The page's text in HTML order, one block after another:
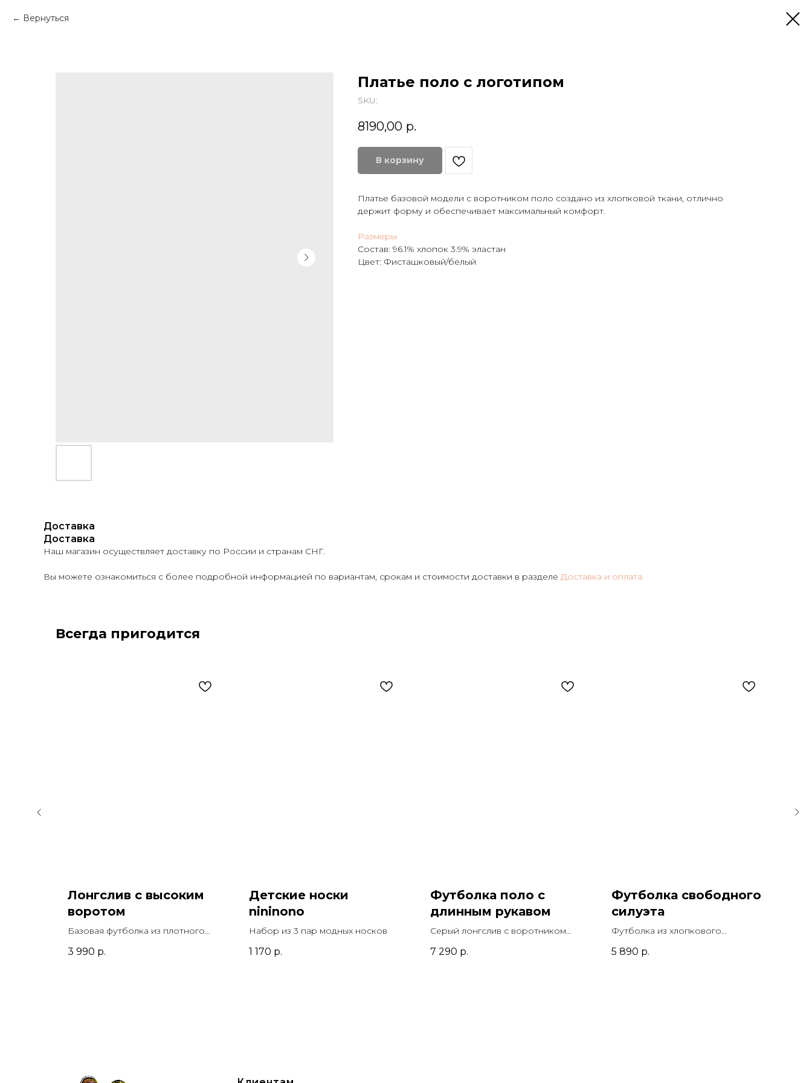
Вернуться
Платье поло с логотипом
SKU:
8190,00 р.
В корзину
Платье базовой модели с воротником поло создано из хлопковой ткани, отлично
держит форму и обеспечивает максимальный комфорт.
Размеры
Состав: 96.1% хлопок 3.9% эластан
Цвет: Фисташковый/белый
Доставка
Доставка
Наш магазин осуществляет доставку по России и странам СНГ.
Вы можете ознакомиться с более подробной информацией по вариантам, срокам и стоимости доставки в разделе Доставка и оплата
Всегда пригодится
Лонгслив с высоким
воротом
Базовая футболка из плотного
3 990 р.
Детские носки
nininono
Набор из 3 пар модных носков
1 170 р.
Футболка поло с
длинным рукавом
Серый лонгслив с воротником
7 290 р.
Футболка свободного
силуэта
Футболка из хлопкового
5 890 р.